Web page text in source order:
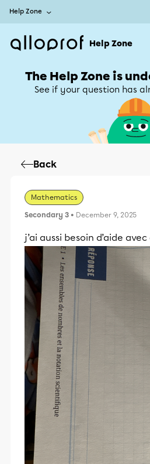
Help Zone
Help Zone
The Help Zone is
See if your question has
Back
Mathematics
Secondary 3 • December 9, 2025
j’ai aussi besoin d’aide